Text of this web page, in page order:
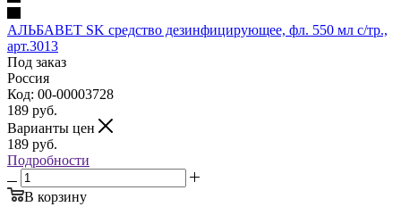
АЛЬБАВЕТ SK средство дезинфицирующее, фл. 550 мл с/тр.,
арт.3013
Под заказ
Россия
Код: 00-00003728
189 руб.
Варианты цен
189 руб.
Подробности
В корзину